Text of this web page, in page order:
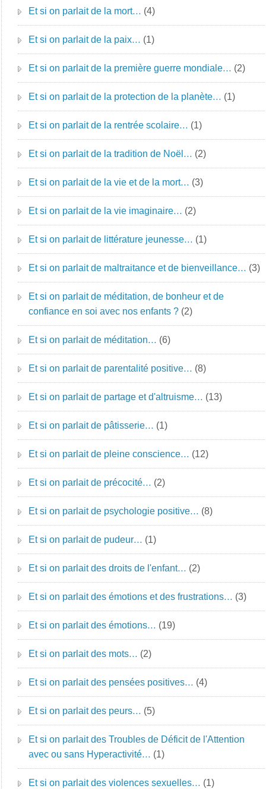
Et si on parlait de la mort… (4)
Et si on parlait de la paix… (1)
Et si on parlait de la première guerre mondiale… (2)
Et si on parlait de la protection de la planète… (1)
Et si on parlait de la rentrée scolaire… (1)
Et si on parlait de la tradition de Noël… (2)
Et si on parlait de la vie et de la mort… (3)
Et si on parlait de la vie imaginaire… (2)
Et si on parlait de littérature jeunesse… (1)
Et si on parlait de maltraitance et de bienveillance… (3)
Et si on parlait de méditation, de bonheur et de
confiance en soi avec nos enfants ? (2)
Et si on parlait de méditation… (6)
Et si on parlait de parentalité positive… (8)
Et si on parlait de partage et d'altruisme… (13)
Et si on parlait de pâtisserie… (1)
Et si on parlait de pleine conscience… (12)
Et si on parlait de précocité… (2)
Et si on parlait de psychologie positive… (8)
Et si on parlait de pudeur… (1)
Et si on parlait des droits de l'enfant… (2)
Et si on parlait des émotions et des frustrations… (3)
Et si on parlait des émotions… (19)
Et si on parlait des mots… (2)
Et si on parlait des pensées positives… (4)
Et si on parlait des peurs… (5)
Et si on parlait des Troubles de Déficit de l'Attention
avec ou sans Hyperactivité… (1)
Et si on parlait des violences sexuelles… (1)